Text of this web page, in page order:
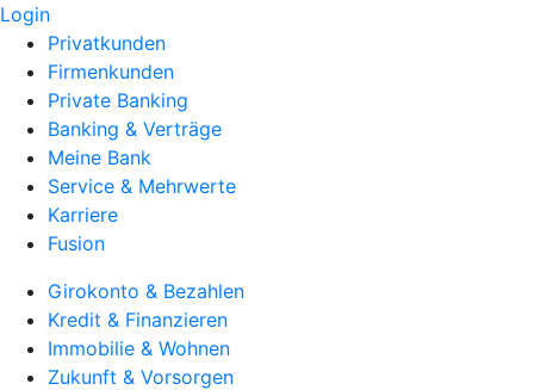
Login
Privatkunden
Firmenkunden
Private Banking
Banking & Verträge
Meine Bank
Service & Mehrwerte
Karriere
Fusion
Girokonto & Bezahlen
Kredit & Finanzieren
Immobilie & Wohnen
Zukunft & Vorsorgen